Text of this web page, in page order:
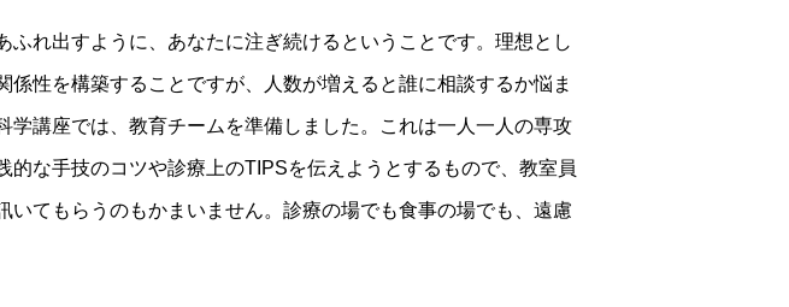
れ出すように、あなたに注ぎ続けるということです。理想とし
性を構築することですが、人数が増えると誰に相談するか悩ま
講座では、教育チームを準備しました。これは一人一人の専攻
な手技のコツや診療上のTIPSを伝えようとするもので、教室員
てもらうのもかまいません。診療の場でも食事の場でも、遠慮